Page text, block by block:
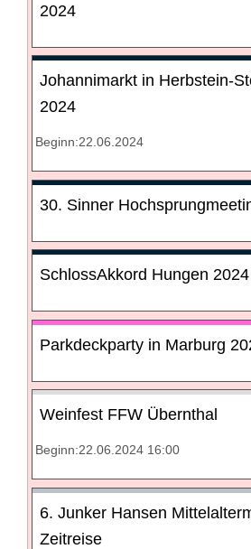
2024
Johannimarkt in Herbstein-
2024
Beginn:22.06.2024
30. Sinner
SchlossAkkord Hungen 2024
Parkdeckparty in Marburg
Weinfest FFW Übernthal
Beginn:22.06.2024 16:00
6. Junker Hansen
Zeitreise